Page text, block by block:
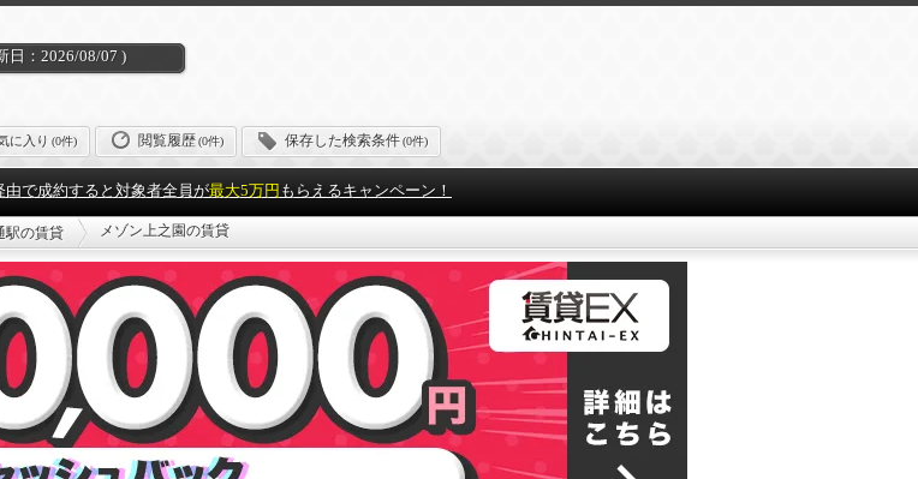
日：2026/08/07 )
に入り (0件) 閲覧履歴(0件) 保存した検索条件(0件)
由で成約すると対象者全員が最大5万円 もらえるキャンペーン！
駅の賃貸 メゾン上之園の賃貸